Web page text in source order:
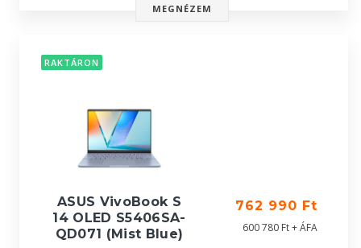
MEGNÉZEM
RAKTÁRON
ASUS VivoBook S
14 OLED S5406SA-
QD071 (Mist Blue)
762 990 Ft
600 780 Ft + ÁFA